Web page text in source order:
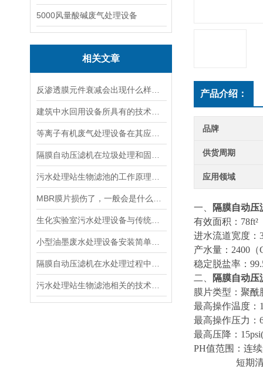
5000风量酸碱废气处理设备
相关文章
产品介绍：
品牌
供货周期
应用领域
一、
隔膜自动压
有效面积：78ft²
进水流道宽度：
产水量：2400（
稳定脱盐率：
二、
隔膜自动压
膜片类型：聚酰
最高操作温度：
最高操作压力：
最高压降：
PH值范围：连续
短期清洗b